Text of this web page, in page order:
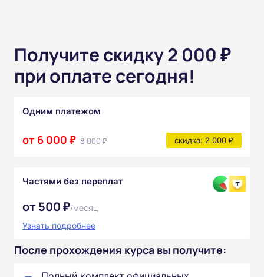
Получите скидку 2 000 ₽
при оплате сегодня!
Одним платежом
от 6 000 ₽ 8 000 ₽ скидка: 2 000 ₽
Частями без переплат
от 500 ₽/месяц
Узнать подробнее
После прохождения курса вы получите: